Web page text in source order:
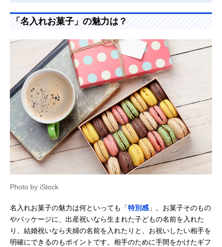
「名入れお菓子」の魅力は？
Photo by iStock
名入れお菓子の魅力は何といっても「特別感 」。お菓子そのもの
やパッケージに、出産祝いなら生まれた子どもの名前を入れた
り、結婚祝いなら夫婦の名前を入れたりと、お祝いしたい相手を
明確にできるのもポイントです。相手のために手間をかけたギフ